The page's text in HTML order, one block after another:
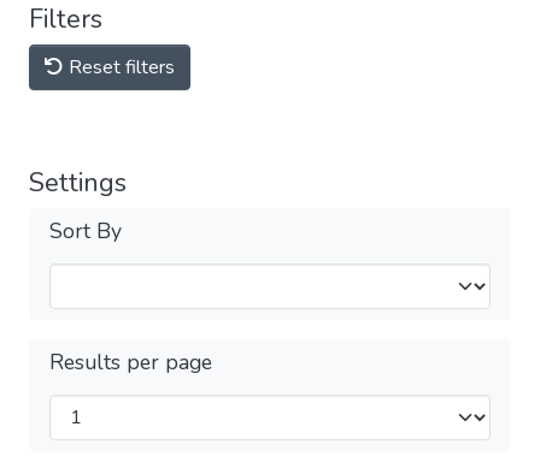
Filters
Reset filters
Settings
Sort By
Results per page